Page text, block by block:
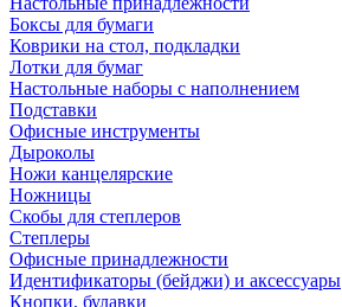
Боксы для бумаги
Коврики на стол, подкладки
Лотки для бумаг
Настольные наборы с наполнением
Подставки
Офисные инструменты
Дыроколы
Ножи канцелярские
Ножницы
Скобы для степлеров
Степлеры
Офисные принадлежности
Идентификаторы (бейджи) и аксессуары
Кнопки, булавки